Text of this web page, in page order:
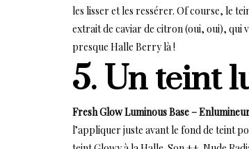
les lisser et les ressérer. Of course, le
extrait de caviar de citron (oui, oui), qui
presque Halle Berry là !
5. Un teint
Fresh Glow Luminous Base –
l’appliquer juste avant le fond de teint